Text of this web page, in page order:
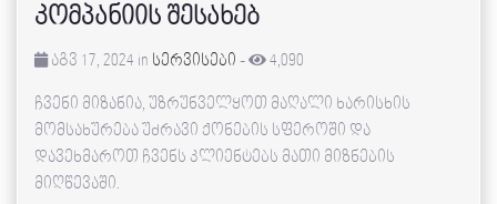
კომპანიის შესახებ
აგვ 17, 2024 in სერვისები - 4,090
ჩვენი მიზანია, უზრუნველყოთ მაღალი ხარისხის
მომსახურება უძრავი ქონების სფეროში და
დავეხმაროთ ჩვენს კლიენტებს მათი მიზნების
მიღწევაში.